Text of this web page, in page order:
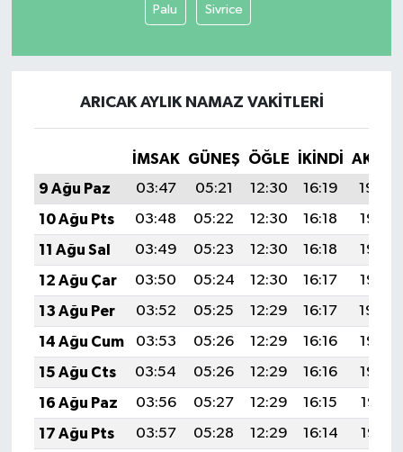
Palu Sivrice
ARICAK AYLIK NAMAZ VAKITLERI
İMSAK GÜNEŞ ÖĞLE İKINDI
9 Ağu Paz
03:47 05:21 12:30 16:19
19:29
10 Ağu Pts
03:48 05:22 12:30 16:18
19:28
11 Ağu Sal
03:49 05:23 12:30 16:18
19:27
12 Ağu Çar
03:50 05:24 12:30 16:17
19:26
13 Ağu Per
03:52 05:25 12:29 16:17
19:24
14 Ağu Cum
03:53 05:26 12:29 16:16
19:23
15 Ağu Cts
03:54 05:26 12:29 16:16
19:22
16 Ağu Paz
03:56 05:27 12:29 16:15
19:21
17 Ağu Pts
03:57 05:28 12:29 16:14
19:19